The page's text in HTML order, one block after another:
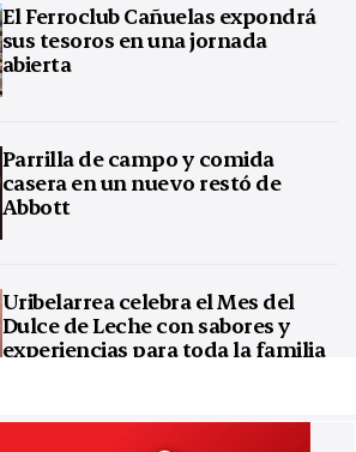
El Ferroclub Cañuelas expondrá
sus tesoros en una jornada
abierta
Parrilla de campo y comida
casera en un nuevo restó de
Abbott
Uribelarrea celebra el Mes del
Dulce de Leche con sabores y
experiencias para toda la familia